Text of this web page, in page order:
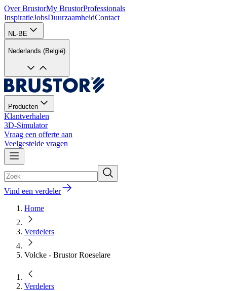
Over BrustorMy BrustorProfessionals
InspiratieJobsDuurzaamheidContact
NL-BE
Nederlands (België)
Producten
Klantverhalen
3D-Simulator
Vraag een offerte aan
Veelgestelde vragen
Vind een verdeler
Home
Verdelers
Volcke - Brustor Roeselare
Verdelers